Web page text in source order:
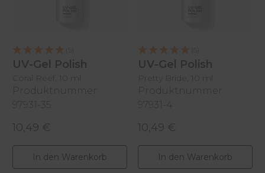
UV-Gel Polish
Coral Reef, 10 ml
Produktnummer:
97931-35
Regulärer Preis:
10,49 €
In den Warenkorb
UV-Gel Polish
Pretty Bride, 10 ml
Produktnummer:
97931-4
Regulärer Preis:
10,49 €
In den Warenkorb